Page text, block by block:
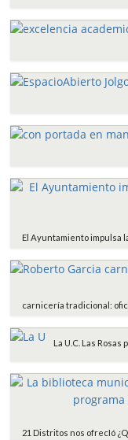
El Ayuntamiento impulsa
carnicería tradicional:
La U.C. Las
21 Distritos nos ofrecIó